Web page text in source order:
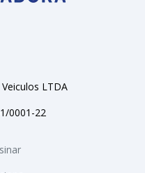
LTDA
0001-22